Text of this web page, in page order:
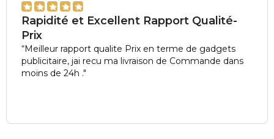
★ ★ ★ ★ ★
Rapidité et Excellent Rapport Qualité-
Prix
“Meilleur rapport qualite Prix en terme de gadgets
publicitaire, jai recu ma livraison de Commande dans
moins de 24h ."